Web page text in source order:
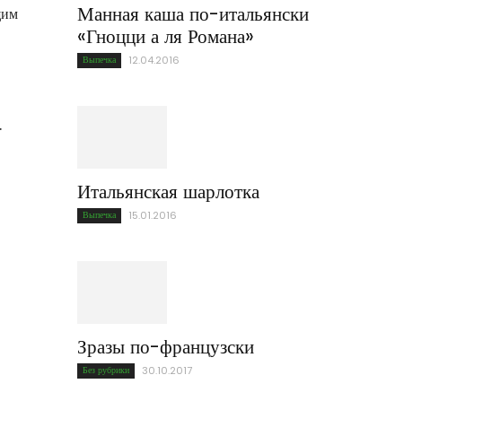
Манная каша по-итальянски
«Гноцци а ля Романа»
Выпечка 12.04.2016
Итальянская шарлотка
Выпечка 15.01.2016
Зразы по-французски
Без рубрики 30.10.2017